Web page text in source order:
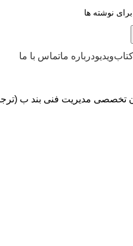
ویدیودرباره‌ ماتماس با ما
تخصصی مدیریت فنی بند ب